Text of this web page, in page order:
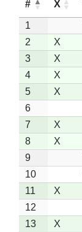
# X
1
2
X
3
X
4
X
5
X
6
7
X
8
X
9
10
11
X
12
13
X